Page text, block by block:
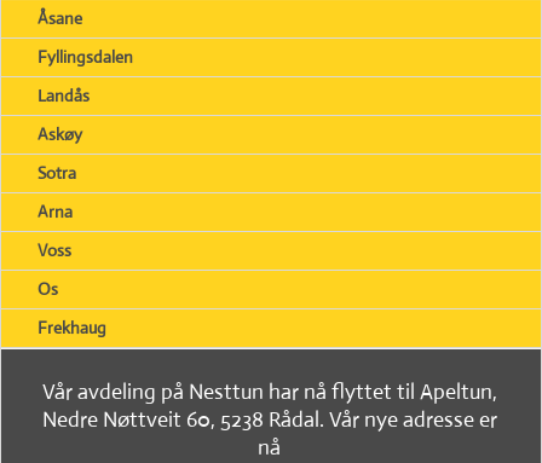
Åsane
Fyllingsdalen
Landås
Askøy
Sotra
Arna
Voss
Os
Frekhaug
Vår avdeling på Nesttun har nå flyttet til Apeltun,
Nedre Nøttveit 60, 5238 Rådal. Vår nye adresse er
nå